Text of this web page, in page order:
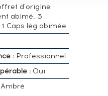
d'origine
abimé, 3
Caps lég abimée
: Professionnel
: Oui
Ambré